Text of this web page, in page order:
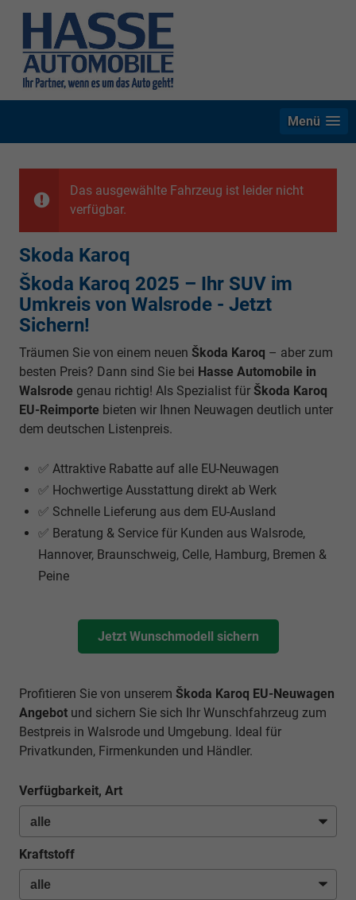
Menü
Das ausgewählte Fahrzeug ist leider nicht
verfügbar.
Skoda Karoq
Škoda Karoq 2025 – Ihr SUV im
Umkreis von Walsrode - Jetzt
Sichern!
Träumen Sie von einem neuen Škoda Karoq – aber zum
besten Preis? Dann sind Sie bei Hasse Automobile in
Walsrode genau richtig! Als Spezialist für Škoda Karoq
EU-Reimporte bieten wir Ihnen Neuwagen deutlich unter
dem deutschen Listenpreis.
✅ Attraktive Rabatte auf alle EU-Neuwagen
✅ Hochwertige Ausstattung direkt ab Werk
✅ Schnelle Lieferung aus dem EU-Ausland
✅ Beratung & Service für Kunden aus Walsrode,
Hannover, Braunschweig, Celle, Hamburg, Bremen &
Peine
Jetzt Wunschmodell sichern
Profitieren Sie von unserem Škoda Karoq EU-Neuwagen
Angebot und sichern Sie sich Ihr Wunschfahrzeug zum
Bestpreis in Walsrode und Umgebung. Ideal für
Privatkunden, Firmenkunden und Händler.
Verfügbarkeit, Art
Kraftstoff